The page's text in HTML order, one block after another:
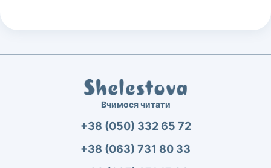
Вчимося читати
+38 (050) 332 65 72
+38 (063) 731 80 33